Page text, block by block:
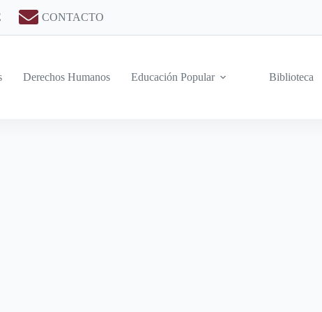
CONTACTO
Derechos Humanos Educación Popular Biblioteca